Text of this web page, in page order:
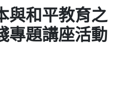
與和平教育之
專題講座活動